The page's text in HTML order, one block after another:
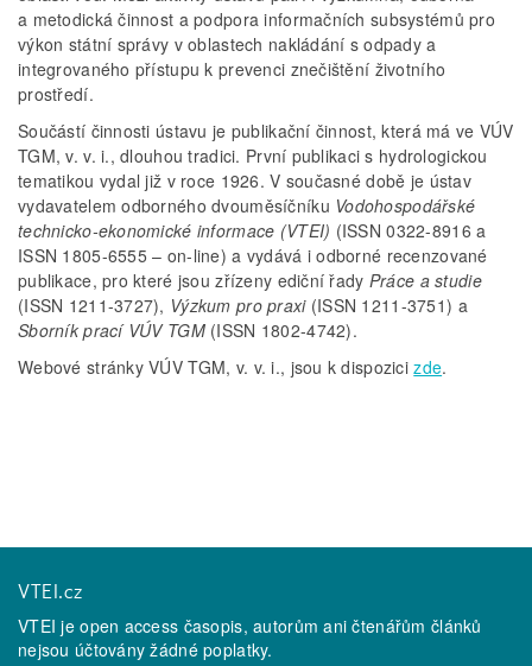
a metodická činnost a podpora informačních subsystémů pro
výkon státní správy v oblastech nakládání s odpady a
integrovaného přístupu k prevenci znečištění životního
prostředí.
Součástí činnosti ústavu je publikační činnost, která má ve VÚV
TGM, v. v. i., dlouhou tradici. První publikaci s hydrologickou
tematikou vydal již v roce 1926. V současné době je ústav
vydavatelem odborného dvouměsíčníku Vodohospodářské
technicko-ekonomické informace (VTEI) (ISSN 0322-8916 a
ISSN 1805-6555 – on-line) a vydává i odborné recenzované
publikace, pro které jsou zřízeny ediční řady Práce a studie
(ISSN 1211-3727), Výzkum pro praxi(ISSN 1211-3751) a
Sborník prací VÚV TGM(ISSN 1802-4742).
Webové stránky VÚV TGM, v. v. i., jsou k dispozicizde.
VTEI.cz
VTEI je open access časopis, autorům ani čtenářům článků
nejsou účtovány žádné poplatky.